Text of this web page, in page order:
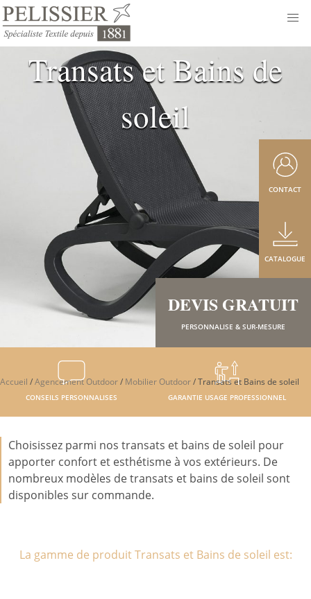
Transats et Bains de
soleil
CONSEILS PERSONNALISES GARANTIE USAGE PROFESSIONNEL
DEVIS GRATUIT
PERSONNALISE & SUR-MESURE
CATALOGUE
CONTACT
Accueil /Agencement Outdoor/ Mobilier Outdoor/Transats et Bains de soleil
Choisissez parmi nos transats et bains de soleil pour
apporter confort et esthétisme à vos extérieurs. De
nombreux modèles de transats et bains de soleil sont
disponibles sur commande.
La gamme de produit Transats et Bains de soleil est: